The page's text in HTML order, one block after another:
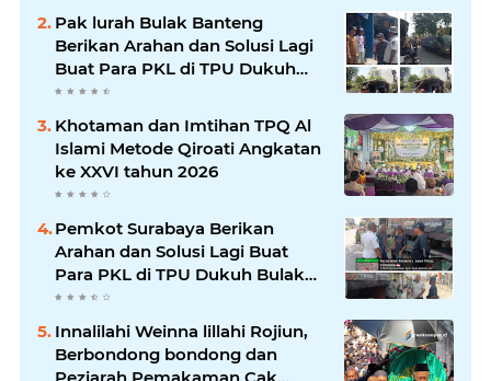
kini memasuki babak baru.
Pak lurah Bulak Banteng
Berikan Arahan dan Solusi Lagi
Buat Para PKL di TPU Dukuh
Bulak Banteng Surabaya
Khotaman dan Imtihan TPQ Al
Islami Metode Qiroati Angkatan
ke XXVI tahun 2026
Pemkot Surabaya Berikan
Arahan dan Solusi Lagi Buat
Para PKL di TPU Dukuh Bulak
Banteng Surabaya
Innalilahi Weinna lillahi Rojiun,
Berbondong bondong dan
Peziarah Pemakaman Cak